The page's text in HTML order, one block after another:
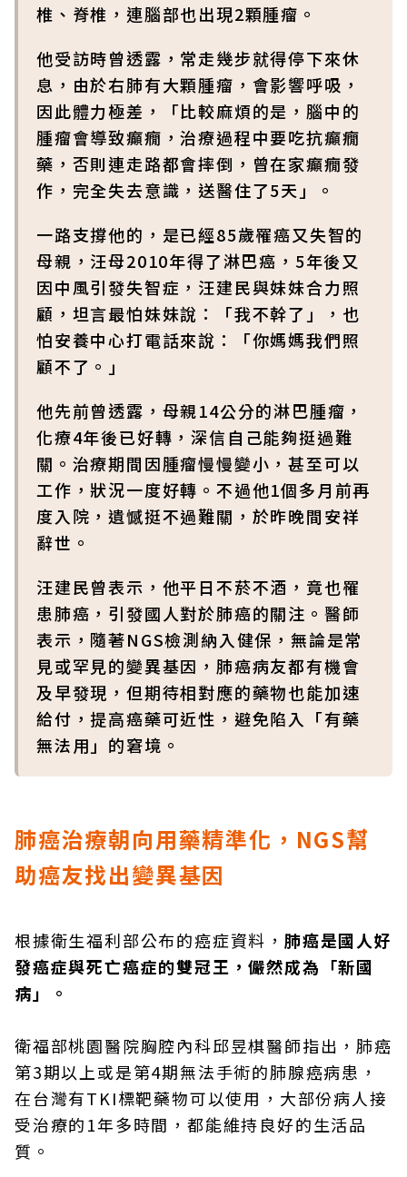
椎、脊椎，連腦部也出現2顆腫瘤。
他受訪時曾透露，常走幾步就得停下來休
息，由於右肺有大顆腫瘤，會影響呼吸，
因此體力極差，「比較麻煩的是，腦中的
腫瘤會導致癲癇，治療過程中要吃抗癲癇
藥，否則連走路都會摔倒，曾在家癲癇發
作，完全失去意識，送醫住了5天」。
一路支撐他的，是已經85歲罹癌又失智的
母親，汪母2010年得了淋巴癌，5年後又
因中風引發失智症，汪建民與妹妹合力照
顧，坦言最怕妹妹說：「我不幹了」，也
怕安養中心打電話來說：「你媽媽我們照
顧不了。」
他先前曾透露，母親14公分的淋巴腫瘤，
化療4年後已好轉，深信自己能夠挺過難
關。治療期間因腫瘤慢慢變小，甚至可以
工作，狀況一度好轉。不過他1個多月前再
度入院，遺憾挺不過難關，於昨晚間安祥
辭世。
汪建民曾表示，他平日不菸不酒，竟也罹
患肺癌，引發國人對於肺癌的關注。醫師
表示，隨著NGS檢測納入健保，無論是常
見或罕見的變異基因，肺癌病友都有機會
及早發現，但期待相對應的藥物也能加速
給付，提高癌藥可近性，避免陷入「有藥
無法用」的窘境。
肺癌治療朝向用藥精準化，NGS幫
助癌友找出變異基因
根據衛生福利部公布的癌症資料， 肺癌是國人好
發癌症與死亡癌症的雙冠王，儼然成為「新國
病」。
衛福部桃園醫院胸腔內科邱昱棋醫師指出，肺癌
第3期以上或是第4期無法手術的肺腺癌病患，
在台灣有TKI標靶藥物可以使用，大部份病人接
受治療的1年多時間，都能維持良好的生活品
質。